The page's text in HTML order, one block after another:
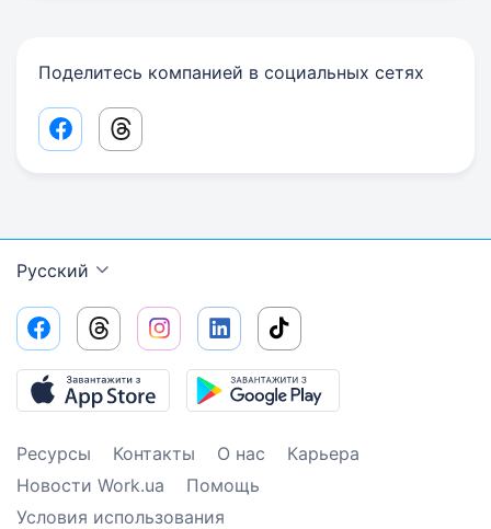
Поделитесь компанией в социальных сетях
Facebook share link
Threads share link
Русский
Ресурсы Контакты О нас
Карьера
Новости Work.ua
Помощь
Условия использования